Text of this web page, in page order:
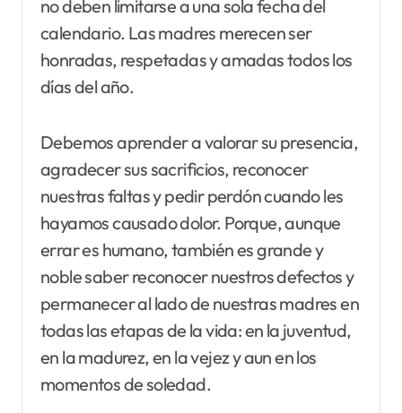
no deben limitarse a una sola fecha del
calendario. Las madres merecen ser
honradas, respetadas y amadas todos los
días del año.
Debemos aprender a valorar su presencia,
agradecer sus sacrificios, reconocer
nuestras faltas y pedir perdón cuando les
hayamos causado dolor. Porque, aunque
errar es humano, también es grande y
noble saber reconocer nuestros defectos y
permanecer al lado de nuestras madres en
todas las etapas de la vida: en la juventud,
en la madurez, en la vejez y aun en los
momentos de soledad.